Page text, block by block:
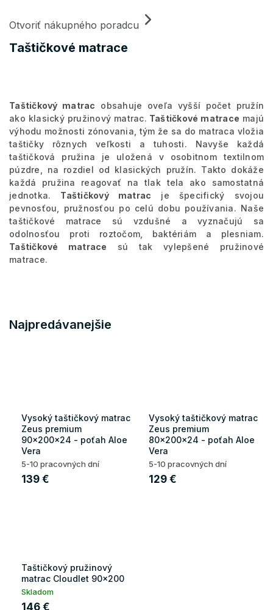
Taštičkové matrace
Otvoriť nákupného poradcu
Taštičkový matrac obsahuje oveľa vyšší počet pružín
ako klasický pružinový matrac. Taštičkové matrace majú
výhodu možnosti zónovania, tým že sa do matraca vložia
taštičky rôznych veľkosti a tuhosti. Navyše každá
taštičková pružina je uložená v osobitnom textilnom
púzdre, na rozdiel od klasických pružín. Takto dokáže
každá pružina reagovať na tlak tela ako samostatná
jednotka. Taštičkový matrac je špecifický svojou
pevnosťou, pružnosťou po celú dobu používania. Naše
taštičkové matrace sú vzdušné a vyznačujú sa
odolnosťou proti roztočom, baktériám a plesniam.
Taštičkové matrace sú tak vylepšené pružinové
matrace.
Najpredávanejšie
Vysoký taštičkový matrac
Zeus premium
90x200x24 - poťah Aloe
Vera
5-10 pracovných dní
139 €
Vysoký taštičkový matrac
Zeus premium
80x200x24 - poťah Aloe
Vera
5-10 pracovných dní
129 €
Taštičkový pružinový
matrac Cloudlet 90x200
Skladom
146 €